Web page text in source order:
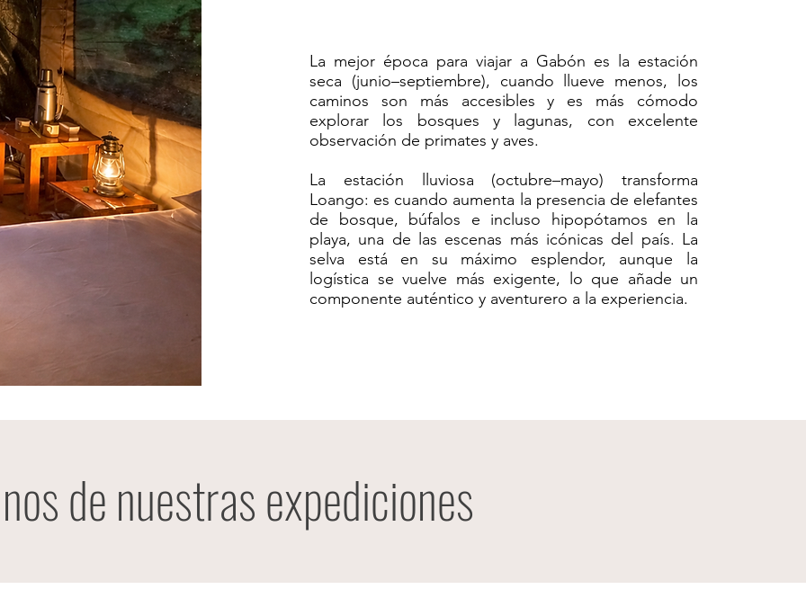
La mejor época para viajar a Gabón es la estación
seca (junio–septiembre), cuando llueve menos, los
caminos son más accesibles y es más cómodo
explorar los bosques y lagunas, con excelente
observación de primates y aves.
La estación lluviosa (octubre–mayo) transforma
Loango: es cuando aumenta la presencia de elefantes
de bosque, búfalos e incluso hipopótamos en la
playa, una de las escenas más icónicas del país. La
selva está en su máximo esplendor, aunque la
logística se vuelve más exigente, lo que añade un
componente auténtico y aventurero a la experiencia.
de nuestras expediciones